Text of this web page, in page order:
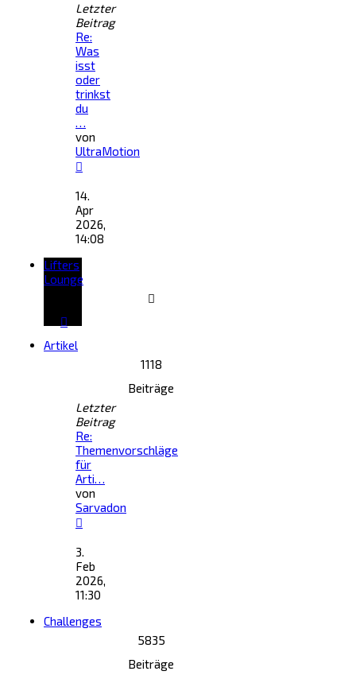
Letzter
Beitrag
Re:
Was
isst
oder
trinkst
du
…
von
UltraMotion
Beitrag
14.
Apr
2026,
14:08
Lifters
Lounge
Artikel
1118
Beiträge
Letzter
Beitrag
Re:
Themenvorschläge
für
Arti…
von
Sarvadon
Beitrag
3.
Feb
2026,
11:30
Challenges
5835
Beiträge